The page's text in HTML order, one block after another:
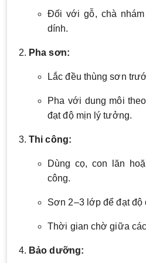
Đối với gỗ, chà
dính.
Pha sơn:
Lắc đều thùng sơn
Pha với dung môi
đạt độ mịn lý tưởng.
Thi công:
Dùng cọ, con lăn
công.
Sơn 2–3 lớp để đạt độ
Thời gian chờ giữa
Bảo dưỡng: